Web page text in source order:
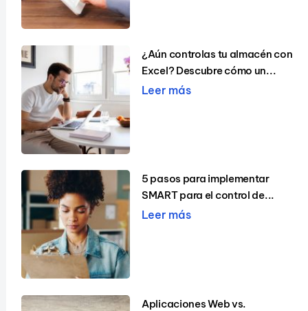
¿Aún controlas tu almacén con
Excel? Descubre cómo un...
Leer más
5 pasos para implementar
SMART para el control de...
Leer más
Aplicaciones Web vs.